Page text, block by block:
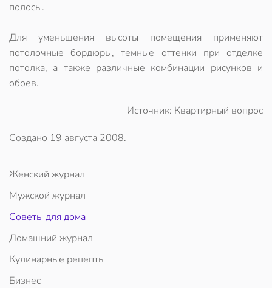
полосы.
Для уменьшения высоты помещения применяют
потолочные бордюры, темные оттенки при отделке
потолка, а также различные комбинации рисунков и
обоев.
Источник: Квартирный вопрос
Создано 19 августа 2008.
Женский журнал
Мужской журнал
Советы для дома
Домашний журнал
Кулинарные рецепты
Бизнес